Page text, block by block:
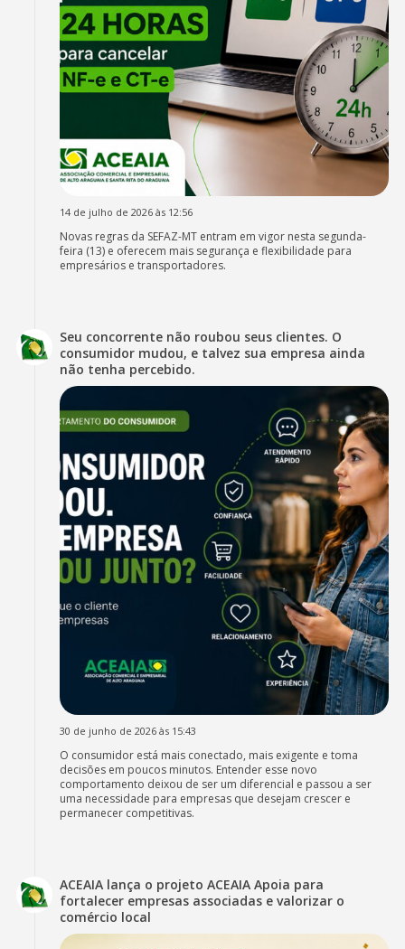
14 de julho de 2026 às 12:56
Novas regras da SEFAZ-MT entram em vigor nesta segunda-
feira (13) e oferecem mais segurança e flexibilidade para
empresários e transportadores.
Seu concorrente não roubou seus clientes. O
consumidor mudou, e talvez sua empresa ainda
não tenha percebido.
30 de junho de 2026 às 15:43
O consumidor está mais conectado, mais exigente e toma
decisões em poucos minutos. Entender esse novo
comportamento deixou de ser um diferencial e passou a ser
uma necessidade para empresas que desejam crescer e
permanecer competitivas.
ACEAIA lança o projeto ACEAIA Apoia para
fortalecer empresas associadas e valorizar o
comércio local